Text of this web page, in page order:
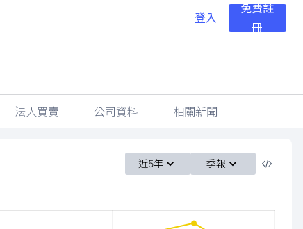
登入
免費註
冊
法人買賣 公司資料 相關新聞
近5年 季報